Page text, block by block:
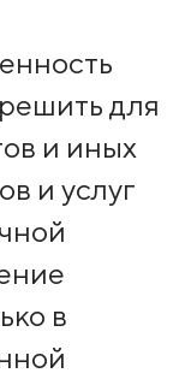
для
и иных
и услуг
в